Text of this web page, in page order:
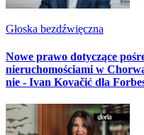
Głoska bezdźwięczna
Nowe prawo dotyczące
nieruchomościami w
nie - Ivan Kovačić dla